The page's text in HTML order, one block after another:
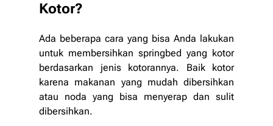
Kotor?
Ada beberapa cara yang bisa Anda lakukan
untuk membersihkan springbed yang kotor
berdasarkan jenis kotorannya. Baik kotor
karena makanan yang mudah dibersihkan
atau noda yang bisa menyerap dan sulit
dibersihkan.